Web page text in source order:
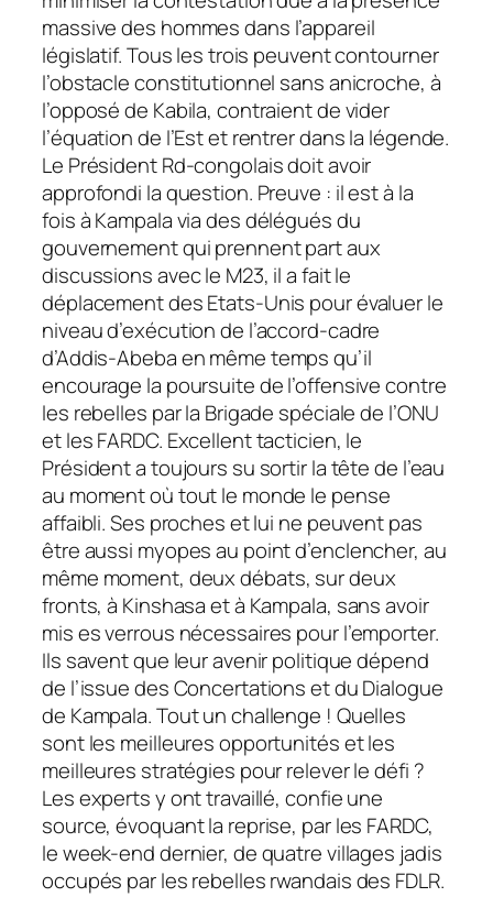
massive des hommes dans l’appareil
législatif. Tous les trois peuvent contourner
l’obstacle constitutionnel sans anicroche, à
l’opposé de Kabila, contraient de vider
l’équation de l’Est et rentrer dans la légende.
Le Président Rd-congolais doit avoir
approfondi la question. Preuve : il est à la
fois à Kampala via des délégués du
gouvernement qui prennent part aux
discussions avec le M23, il a fait le
déplacement des Etats-Unis pour évaluer le
niveau d’exécution de l’accord-cadre
d’Addis-Abeba en même temps qu’il
encourage la poursuite de l’offensive contre
les rebelles par la Brigade spéciale de l’ONU
et les FARDC. Excellent tacticien, le
Président a toujours su sortir la tête de l’eau
au moment où tout le monde le pense
affaibli. Ses proches et lui ne peuvent pas
être aussi myopes au point d’enclencher, au
même moment, deux débats, sur deux
fronts, à Kinshasa et à Kampala, sans avoir
mis es verrous nécessaires pour l’emporter.
Ils savent que leur avenir politique dépend
de l’issue des Concertations et du Dialogue
de Kampala. Tout un challenge ! Quelles
sont les meilleures opportunités et les
meilleures stratégies pour relever le défi ?
Les experts y ont travaillé, confie une
source, évoquant la reprise, par les FARDC,
le week-end dernier, de quatre villages jadis
occupés par les rebelles rwandais des FDLR.